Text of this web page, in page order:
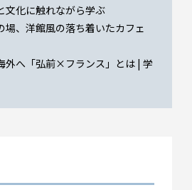
化に触れながら学ぶ
、洋館風の落ち着いたカフェ
へ「弘前×フランス」とは | 学